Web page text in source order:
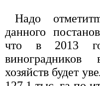
Надо
данного
что в 2013
виноградников
хозяйств будет